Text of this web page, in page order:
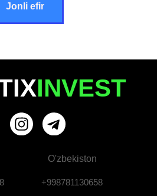
Jonli efir
O'zbekiston
+998781130658
INVEST